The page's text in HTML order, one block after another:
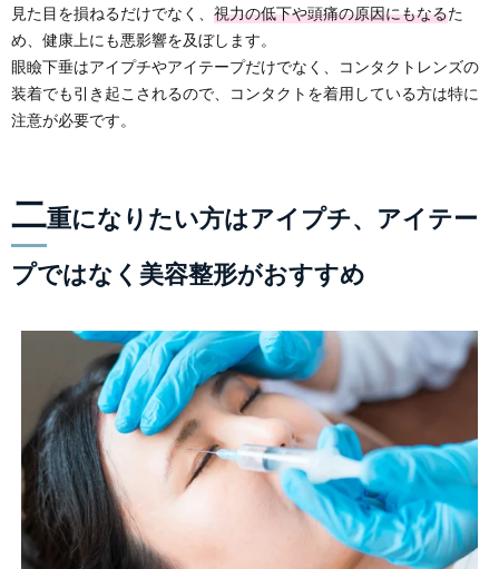
見た目を損ねるだけでなく、 視力の低下や頭痛の原因にもなるた
め、健康上にも悪影響を及ぼします。
眼瞼下垂はアイプチやアイテープだけでなく、コンタクトレンズの
装着でも引き起こされるので、コンタクトを着用している方は特に
注意が必要です。
二重になりたい方はアイプチ、アイテー
プではなく美容整形がおすすめ